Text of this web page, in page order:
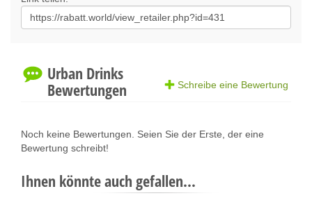
Schreibe eine Bewertung
Urban Drinks
Bewertungen
Noch keine Bewertungen. Seien Sie der Erste, der eine
Bewertung schreibt!
Ihnen könnte auch gefallen...